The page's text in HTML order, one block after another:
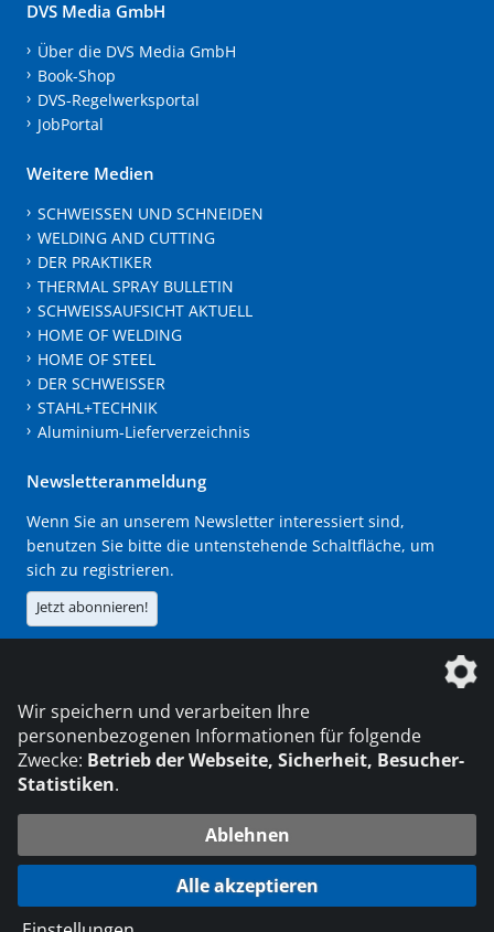
DVS Media GmbH
Über die DVS Media GmbH
Book-Shop
DVS-Regelwerksportal
JobPortal
Weitere Medien
SCHWEISSEN UND SCHNEIDEN
WELDING AND CUTTING
DER PRAKTIKER
THERMAL SPRAY BULLETIN
SCHWEISSAUFSICHT AKTUELL
HOME OF WELDING
HOME OF STEEL
DER SCHWEISSER
STAHL+TECHNIK
Aluminium-Lieferverzeichnis
Newsletteranmeldung
Wenn Sie an unserem Newsletter interessiert sind,
benutzen Sie bitte die untenstehende Schaltfläche, um
sich zu registrieren.
Jetzt abonnieren!
Die DVS Media GmbH ist ein Unternehmen der
© 2026 DVS Media GmbH
Datenschutzeinstellungen
Wir speichern und verarbeiten Ihre
personenbezogenen Informationen für folgende
Zwecke: Betrieb der Webseite, Sicherheit, Besucher-
Statistiken.
Ablehnen
Alle akzeptieren